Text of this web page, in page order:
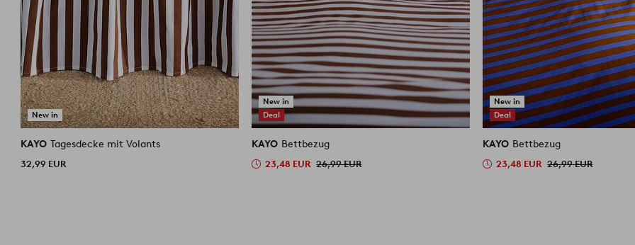
New in
KAYO Tagesdecke mit Volants
32,99 EUR
New in
Deal
KAYO Bettbezug
23,48 EUR 26,99 EUR
New in
Deal
KAYO Bettbezug
23,48 EUR 26,99 EUR